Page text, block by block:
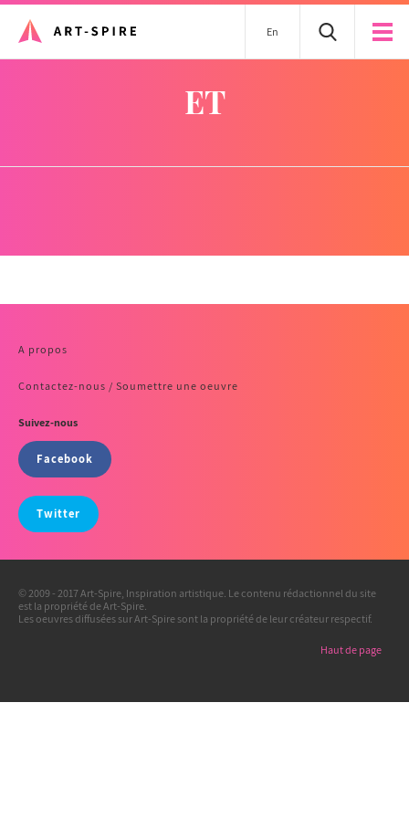
En
ET
A propos
Contactez-nous / Soumettre une oeuvre
Suivez-nous
Facebook
Twitter
© 2009 - 2017 Art-Spire, Inspiration artistique. Le contenu rédactionnel du site
est la propriété de Art-Spire.
Les oeuvres diffusées sur Art-Spire sont la propriété de leur créateur respectif.
Haut de page